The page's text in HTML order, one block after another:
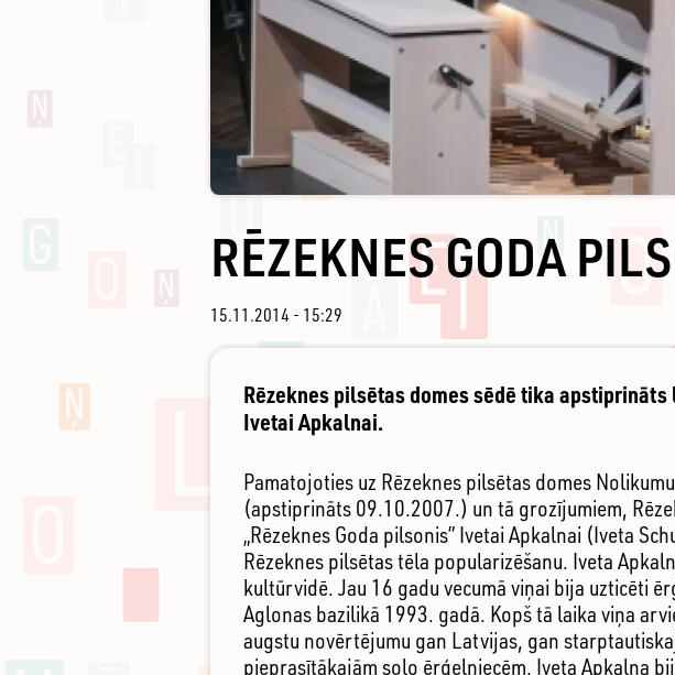
RĒZEKNES GODA
15.11.2014 - 15:29
Rēzeknes pilsētas domes sēdē tika
Ivetai Apkalnai.
Pamatojoties uz Rēzeknes pilsētas domes
(apstiprināts 09.10.2007.) un tā grozījumiem,
„Rēzeknes Goda pilsonis” Ivetai Apkalnai (Iveta
Rēzeknes pilsētas tēla popularizēšanu. Iveta
kultūrvidē. Jau 16 gadu vecumā viņai bija uzticēti
Aglonas bazilikā 1993. gadā. Kopš tā laika viņa
augstu novērtējumu gan Latvijas, gan
pieprasītākajām solo ērģelniecēm. Iveta Apkalna